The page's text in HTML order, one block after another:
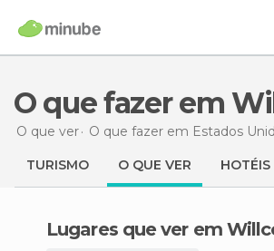
O que fazer em
O que ver O que fazer em Estados
TURISMO O QUE VER HOTÉIS
Lugares que ver em